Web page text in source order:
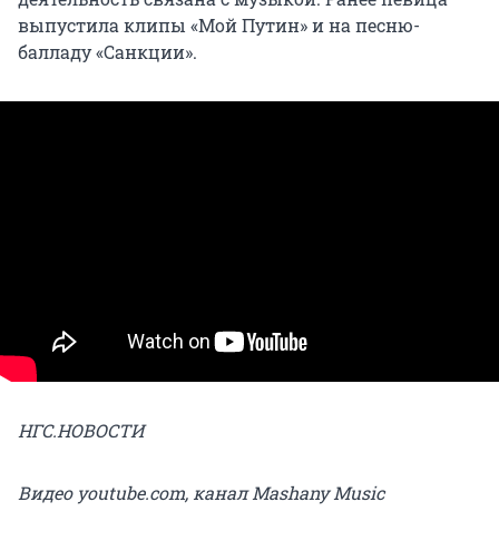
выпустила клипы «Мой Путин» и на песню-
балладу «Санкции».
НГС.НОВОСТИ
Видео youtube.com, канал Mashany Music